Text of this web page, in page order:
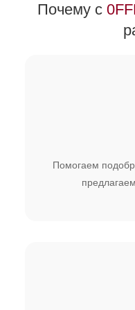
Почему с
Помогаем